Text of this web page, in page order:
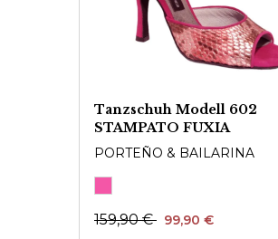
Tanzschuh Modell 602
STAMPATO FUXIA
PORTEÑO & BAILARINA
159,90 € 99,90 €